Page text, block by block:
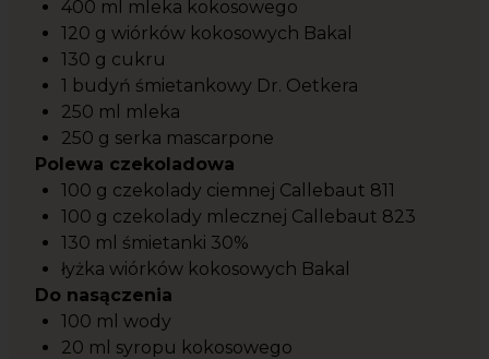
400 ml mleka kokosowego
120 g wiórków kokosowych Bakal
130 g cukru
1 budyń śmietankowy Dr. Oetkera
250 ml mleka
250 g serka mascarpone
Polewa czekoladowa
100 g czekolady ciemnej Callebaut 811
100 g czekolady mlecznej Callebaut 823
130 ml śmietanki 30%
łyżka wiórków kokosowych Bakal
Do nasączenia
100 ml wody
20 ml syropu kokosowego